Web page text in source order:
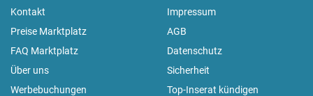
Kontakt
Preise Marktplatz
FAQ Marktplatz
Über uns
Werbebuchungen
Impressum
AGB
Datenschutz
Sicherheit
Top-Inserat kündigen